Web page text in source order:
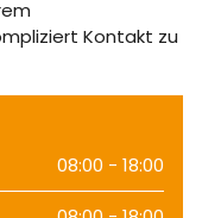
Kontakt zu
08:00 - 18:00